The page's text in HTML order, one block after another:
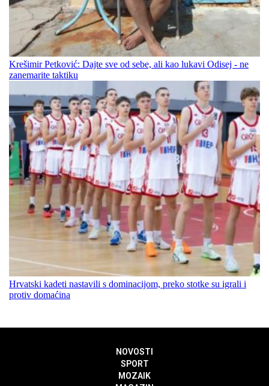
Krešimir Petković: Dajte sve od sebe, ali kao lukavi Odisej - ne
zanemarite taktiku
Hrvatski kadeti nastavili s dominacijom, preko stotke su igrali i
protiv domaćina
NOVOSTI
SPORT
MOZAIK